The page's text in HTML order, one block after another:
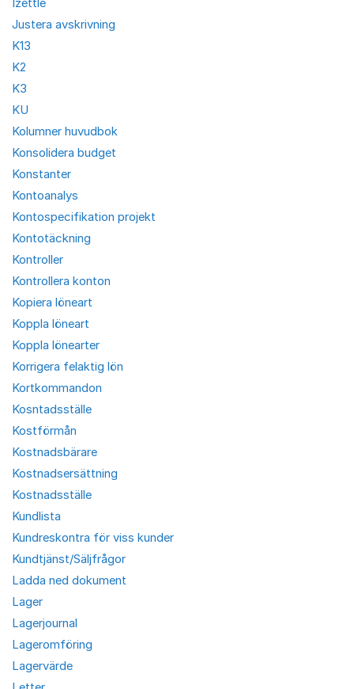
Izettle
Justera avskrivning
K13
K2
K3
KU
Kolumner huvudbok
Konsolidera budget
Konstanter
Kontoanalys
Kontospecifikation projekt
Kontotäckning
Kontroller
Kontrollera konton
Kopiera löneart
Koppla löneart
Koppla lönearter
Korrigera felaktig lön
Kortkommandon
Kosntadsställe
Kostförmån
Kostnadsbärare
Kostnadsersättning
Kostnadsställe
Kundlista
Kundreskontra för viss kunder
Kundtjänst/Säljfrågor
Ladda ned dokument
Lager
Lagerjournal
Lageromföring
Lagervärde